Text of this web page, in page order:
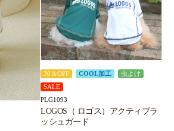
30％OFF COOL加工
虫よけ
SALE
PLG1093
LOGOS（ ロゴス）アクティブラ
ッシュガード